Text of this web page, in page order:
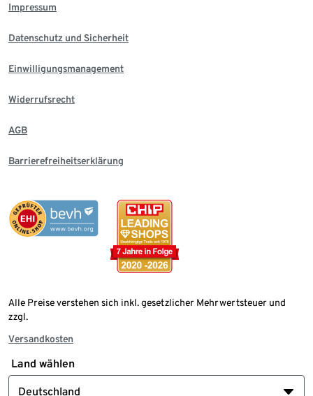
Impressum
Datenschutz und Sicherheit
Einwilligungsmanagement
Widerrufsrecht
AGB
Barrierefreiheitserklärung
Alle Preise verstehen sich inkl. gesetzlicher Mehrwertsteuer und
zzgl.
Versandkosten
Land wählen
Deutschland